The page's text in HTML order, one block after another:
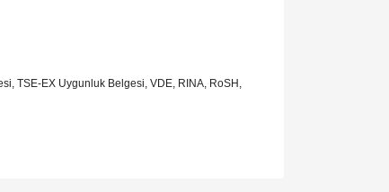
TSE-EX Uygunluk Belgesi, VDE, RINA, RoSH,